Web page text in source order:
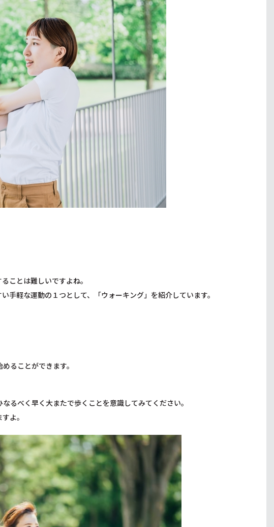
ことは難しいですよね。
手軽な運動の１つとして、「ウォーキング」を紹介しています。
ることができます。
るべく早く大またで歩くことを意識してみてください。
よ。